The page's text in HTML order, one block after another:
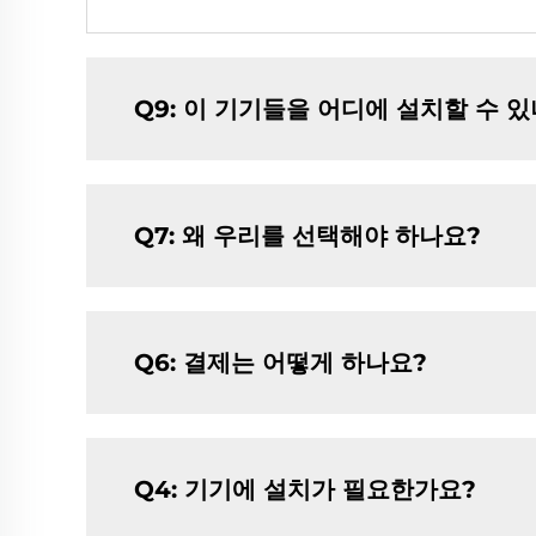
Q9: 이 기기들을 어디에 설치할 수
Q7: 왜 우리를 선택해야 하나요?
Q6: 결제는 어떻게 하나요?
Q4: 기기에 설치가 필요한가요?